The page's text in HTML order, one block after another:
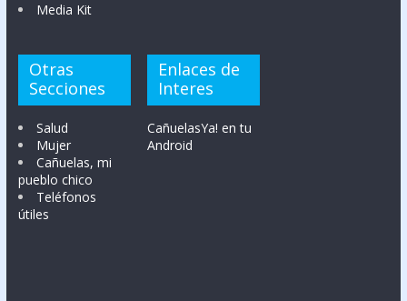
Media Kit
Otras
Secciones
Salud
Mujer
Cañuelas, mi
pueblo chico
Teléfonos
útiles
Enlaces de
Interes
CañuelasYa! en tu
Android